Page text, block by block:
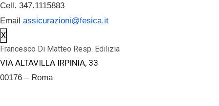
Cell. 347.1115883
Email assicurazioni@fesica.it
X
Francesco Di Matteo Resp. Edilizia
VIA ALTAVILLA IRPINIA, 33
00176 – Roma